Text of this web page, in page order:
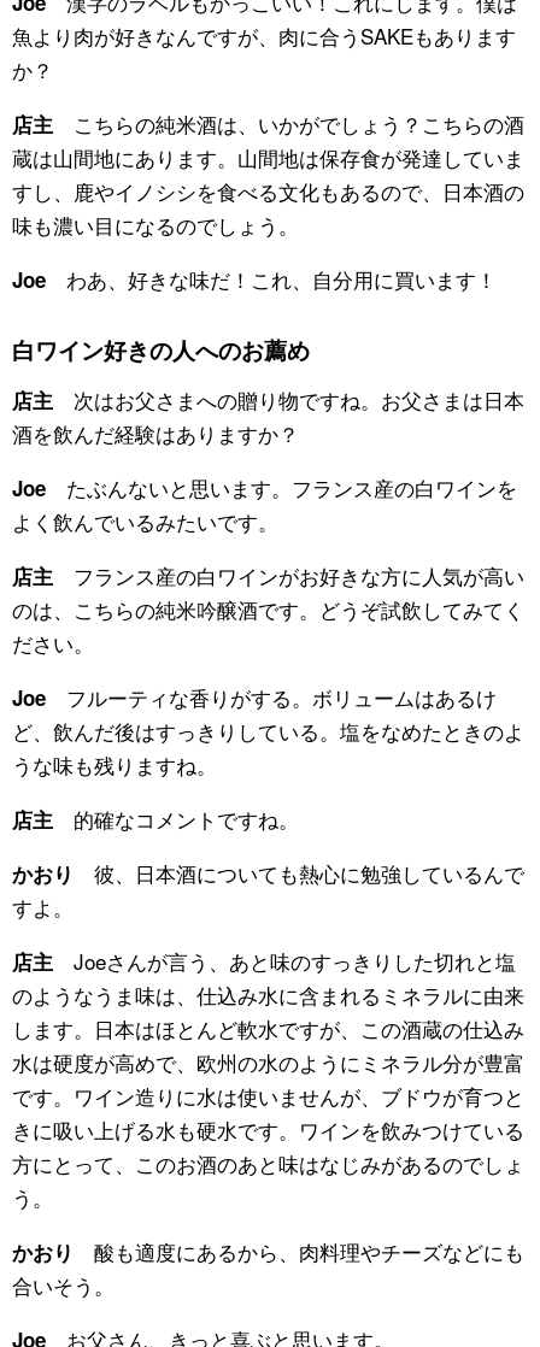
魚より肉が好きなんですが、肉に合うSAKEもあります
か？
店主こちらの純米酒は、いかがでしょう？こちらの酒
蔵は山間地にあります。山間地は保存食が発達していま
すし、鹿やイノシシを食べる文化もあるので、日本酒の
味も濃い目になるのでしょう。
Joeわあ、好きな味だ！これ、自分用に買います！
白ワイン好きの人へのお薦め
店主次はお父さまへの贈り物ですね。お父さまは日本
酒を飲んだ経験はありますか？
Joeたぶんないと思います。フランス産の白ワインを
よく飲んでいるみたいです。
店主フランス産の白ワインがお好きな方に人気が高い
のは、こちらの純米吟醸酒です。どうぞ試飲してみてく
ださい。
Joeフルーティな香りがする。ボリュームはあるけ
ど、飲んだ後はすっきりしている。塩をなめたときのよ
うな味も残りますね。
店主的確なコメントですね。
かおり
彼、日本酒についても熱心に勉強しているんで
すよ。
店主Joeさんが言う、あと味のすっきりした切れと塩
のようなうま味は、仕込み水に含まれるミネラルに由来
します。日本はほとんど軟水ですが、この酒蔵の仕込み
水は硬度が高めで、欧州の水のようにミネラル分が豊富
です。ワイン造りに水は使いませんが、ブドウが育つと
きに吸い上げる水も硬水です。ワインを飲みつけている
方にとって、このお酒のあと味はなじみがあるのでしょ
う。
かおり
酸も適度にあるから、肉料理やチーズなどにも
合いそう。
Joeお父さん、きっと喜ぶと思います。